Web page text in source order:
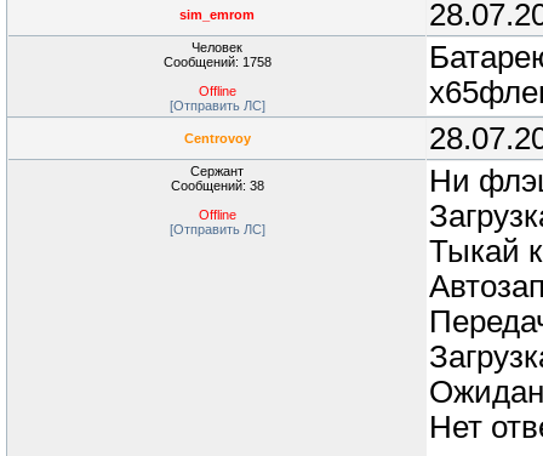
sim_emrom
Человек
Сообщений: 1758
Offline
[Отправить ЛС]
Centrovoy
Сержант
Сообщений: 38
Offline
[Отправить ЛС]
Ни
Тыкай
Нет